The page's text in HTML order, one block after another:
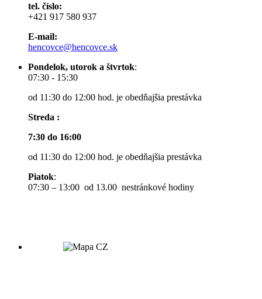
tel. číslo:
+421 917 580 937
E-mail:
hencovce@hencovce.sk
Pondelok, utorok a štvrtok:
07:30 - 15:30
od 11:30 do 12:00 hod. je obedňajšia prestávka
Streda :
7:30 do 16:00
od 11:30 do 12:00 hod. je obedňajšia prestávka
Piatok:
07:30 – 13:00 od 13.00 nestránkové hodiny